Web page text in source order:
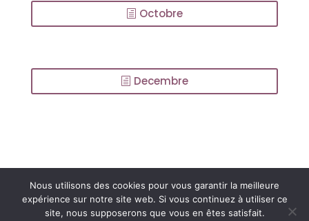
Octobre
Decembre
AssociationLes Amis d'Etty Hillesum| Tous
droits réservés © 2021 |Mentions légales et
Nous utilisons des cookies pour vous garantir la meilleure
expérience sur notre site web. Si vous continuez à utiliser ce
site, nous supposerons que vous en êtes satisfait.